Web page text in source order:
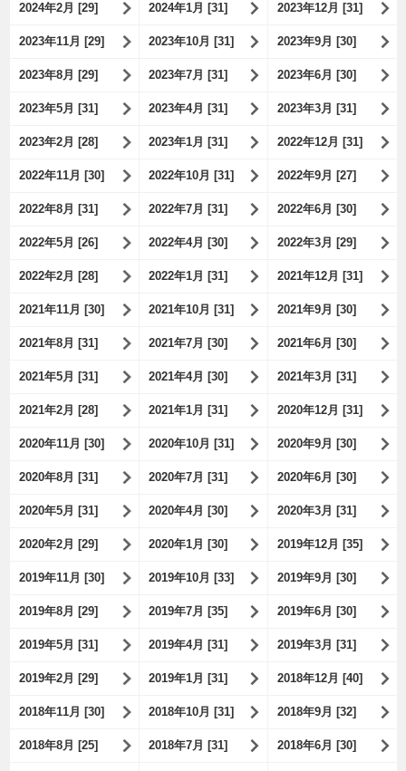
2024年2月 [29] 2024年1月 [31] 2023年12月 [31]
2023年11月 [29] 2023年10月 [31] 2023年9月 [30]
2023年8月 [29] 2023年7月 [31] 2023年6月 [30]
2023年5月 [31] 2023年4月 [31] 2023年3月 [31]
2023年2月 [28] 2023年1月 [31] 2022年12月 [31]
2022年11月 [30] 2022年10月 [31] 2022年9月 [27]
2022年8月 [31] 2022年7月 [31] 2022年6月 [30]
2022年5月 [26] 2022年4月 [30] 2022年3月 [29]
2022年2月 [28] 2022年1月 [31] 2021年12月 [31]
2021年11月 [30] 2021年10月 [31] 2021年9月 [30]
2021年8月 [31] 2021年7月 [30] 2021年6月 [30]
2021年5月 [31] 2021年4月 [30] 2021年3月 [31]
2021年2月 [28] 2021年1月 [31] 2020年12月 [31]
2020年11月 [30] 2020年10月 [31] 2020年9月 [30]
2020年8月 [31] 2020年7月 [31] 2020年6月 [30]
2020年5月 [31] 2020年4月 [30] 2020年3月 [31]
2020年2月 [29] 2020年1月 [30] 2019年12月 [35]
2019年11月 [30] 2019年10月 [33] 2019年9月 [30]
2019年8月 [29] 2019年7月 [35] 2019年6月 [30]
2019年5月 [31] 2019年4月 [31] 2019年3月 [31]
2019年2月 [29] 2019年1月 [31] 2018年12月 [40]
2018年11月 [30] 2018年10月 [31] 2018年9月 [32]
2018年8月 [25] 2018年7月 [31] 2018年6月 [30]